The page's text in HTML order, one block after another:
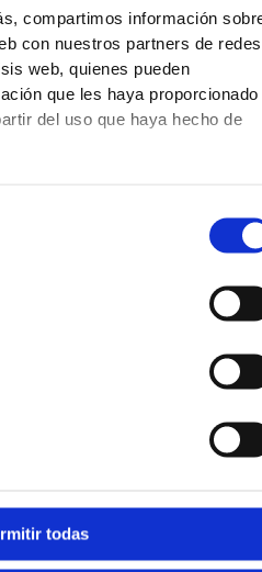
compartimos información
con nuestros partners de redes
web, quienes pueden
que les haya proporcionado
del uso que haya hecho de
todas
40-50 jaar verliest het
zijn elasticiteit.
behandeling noodzakelijk
aan te pakken, en niet alleen
de eerste
plantaris kan worden
aspecten omvat. Bij
een uitgebreid